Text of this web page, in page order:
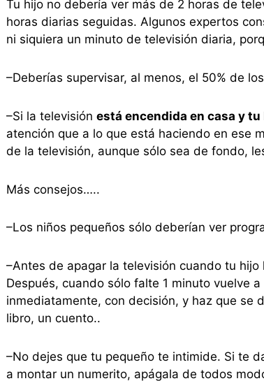
Tu hijo no debería ver más de 2 horas de
horas diarias seguidas. Algunos expertos
ni siquiera un minuto de televisión diaria,
–Deberías supervisar, al menos, el 50% de
–Si la televisión está encendida en casa y
atención que a lo que está haciendo en ese
de la televisión, aunque sólo sea de fondo,
Más consejos…..
–Los niños pequeños sólo deberían ver
–Antes de apagar la televisión cuando tu hijo
Después, cuando sólo falte 1 minuto vuelve
inmediatamente, con decisión, y haz que se
libro, un cuento..
–No dejes que tu pequeño te intimide. Si te
a montar un numerito, apágala de todos